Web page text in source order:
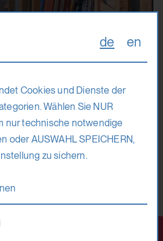
17. – 29. 8. 26
and Distilled Upon the
de en
Cookies und Dienste der
Wählen Sie NUR
nur technische notwendige
oder AUSWAHL SPEICHERN,
zu sichern.